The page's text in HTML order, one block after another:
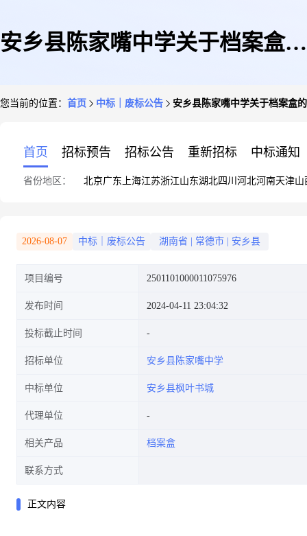
安乡县陈家嘴中学关于档案盒的
您当前的位置： 首页 中标｜废标公告 安乡县陈家嘴中学关于档案盒
首页 招标预告 招标公告 重新招标 中标通知
省份地区： 北京广东 上海江苏浙江山东湖北四川 河北河南天津山
2026-08-07 中标｜废标公告 湖南省 常德市 安乡县
项目编号 2501101000011075976
发布时间 2024-04-11 23:04:32
投标截止时间
招标单位 安乡县陈家嘴中学
中标单位 安乡县枫叶书城
代理单位
相关产品 档案盒
联系方式
正文内容